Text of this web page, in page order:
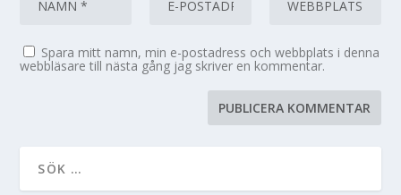
Spara mitt namn, min e-postadress och webbplats i denna
webbläsare till nästa gång jag skriver en kommentar.